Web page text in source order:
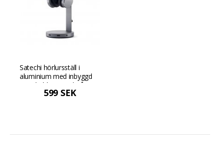
Satechi hörlursställ i
aluminium med inbyggd
USB-hubb - Rymdgrå
599 SEK